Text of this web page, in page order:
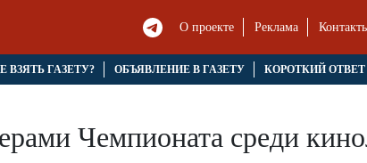
О проекте Реклама
ВЗЯТЬ ГАЗЕТУ? ОБЪЯВЛЕНИЕ В ГАЗЕТУ КОРОТКИЙ ОТВЕТ
Чемпионата среди